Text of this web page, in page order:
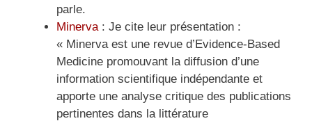
parle.
Minerva : Je cite leur présentation :
« Minerva est une revue d’Evidence-Based
Medicine promouvant la diffusion d’une
information scientifique indépendante et
apporte une analyse critique des publications
pertinentes dans la littérature